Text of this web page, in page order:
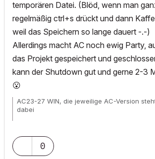
temporären Datei. (Blöd, wenn man
regelmäßig ctrl+s drückt und dann
weil das Speichern so lange dauert -.-)
Allerdings macht AC noch ewig Party,
das Projekt gespeichert und
kann der Shutdown gut und gerne 2-3
😮
AC23-27 WIN, die jeweilige AC-Version
dabei
0